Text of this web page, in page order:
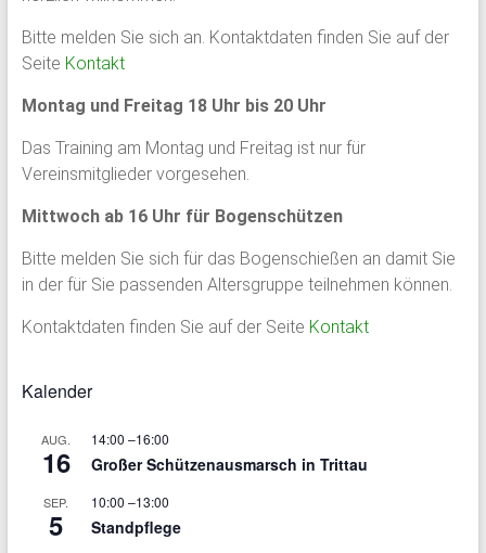
Bitte melden Sie sich an. Kontaktdaten finden Sie auf der
Seite Kontakt
Montag und Freitag 18 Uhr bis 20 Uhr
Das Training am Montag und Freitag ist nur für
Vereinsmitglieder vorgesehen.
Mittwoch ab 16 Uhr für Bogenschützen
Bitte melden Sie sich für das Bogenschießen an damit Sie
in der für Sie passenden Altersgruppe teilnehmen können.
Kontaktdaten finden Sie auf der Seite Kontakt
Kalender
AUG.
16
14:00 –16:00
Großer Schützenausmarsch in Trittau
SEP.
5
10:00 –13:00
Standpflege